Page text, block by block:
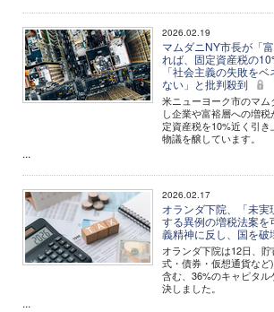
2026.02.19
マムダニNY市長が「
れば、固定資産税の
「社会主義の失敗を
ない」と批判殺到
米ニューヨーク市のマ
し企業や富裕層への増
定資産税を10%近く引き
物議を醸しています。
...
2026.02.17
オランダ下院、「未
する異例の増税法案
義精神に反し、国を破
オランダ下院は12日、
式・債券・仮想通貨な
含む、36%のキャピタ
決しました。
...